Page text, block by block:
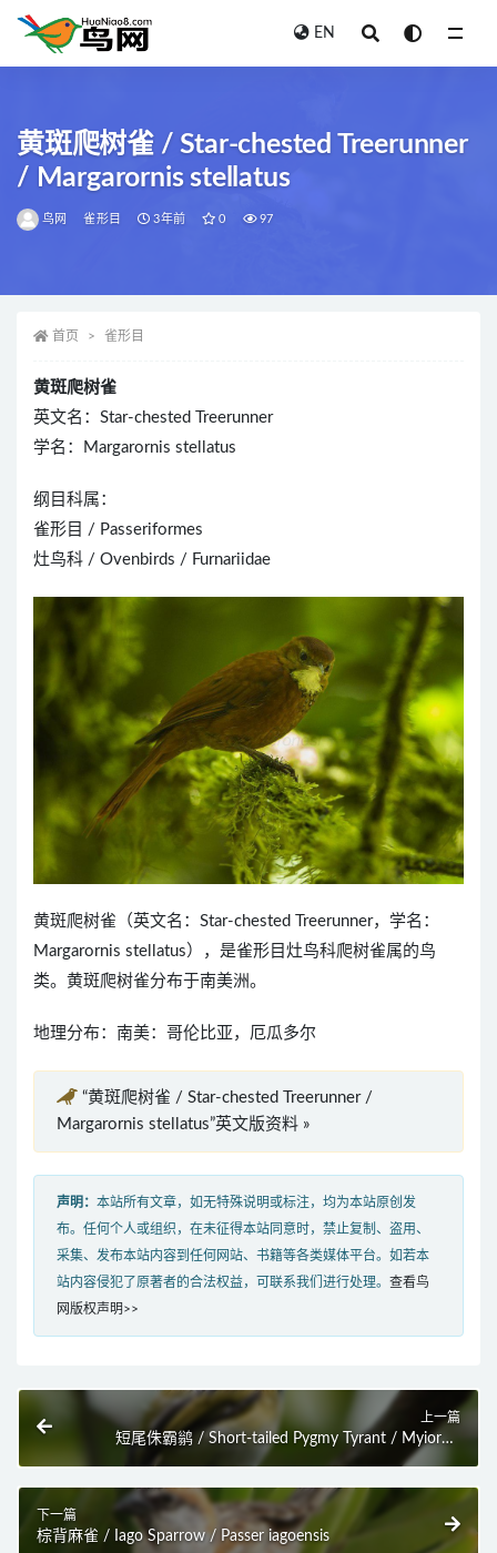
EN
黄斑爬树雀 / Star-chested Treerunner
/ Margarornis stellatus
鸟网 雀形目 3年前 0 97
首页 雀形目
黄斑爬树雀
英文名：Star-chested Treerunner
学名：Margarornis stellatus
纲目科属：
雀形目 / Passeriformes
灶鸟科 / Ovenbirds / Furnariidae
黄斑爬树雀（英文名：Star-chested Treerunner，学名：
Margarornis stellatus），是雀形目灶鸟科爬树雀属的鸟
类。黄斑爬树雀分布于南美洲。
地理分布：南美：哥伦比亚，厄瓜多尔
“黄斑爬树雀 / Star-chested Treerunner /
Margarornis stellatus”英文版资料 »
声明： 本站所有文章，如无特殊说明或标注，均为本站原创发
布。任何个人或组织，在未征得本站同意时，禁止复制、盗用、
采集、发布本站内容到任何网站、书籍等各类媒体平台。如若本
站内容侵犯了原著者的合法权益，可联系我们进行处理。 查看鸟
网版权声明>>
上一篇
短尾侏霸鹟 / Short-tailed Pygmy Tyrant / Myiornis
ecaudatus
下一篇
棕背麻雀 / Iago Sparrow / Passer iagoensis